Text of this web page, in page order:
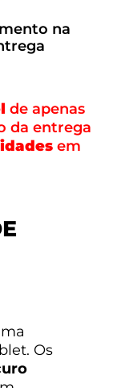
na
de apenas
da entrega
em
Os